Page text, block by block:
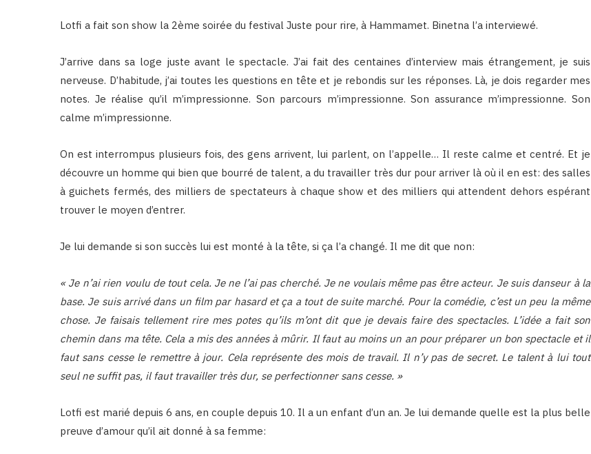
Lotfi a fait son show la 2ème soirée du festival Juste pour rire, à Hammamet. Binetna l’a interviewé.
J’arrive dans sa loge juste avant le spectacle. J’ai fait des centaines d’interview mais étrangement, je suis
nerveuse. D’habitude, j’ai toutes les questions en tête et je rebondis sur les réponses. Là, je dois regarder mes
notes. Je réalise qu’il m’impressionne. Son parcours m’impressionne. Son assurance m’impressionne. Son
calme m’impressionne.
On est interrompus plusieurs fois, des gens arrivent, lui parlent, on l’appelle… Il reste calme et centré. Et je
découvre un homme qui bien que bourré de talent, a du travailler très dur pour arriver là où il en est: des salles
à guichets fermés, des milliers de spectateurs à chaque show et des milliers qui attendent dehors espérant
trouver le moyen d’entrer.
Je lui demande si son succès lui est monté à la tête, si ça l’a changé. Il me dit que non:
« Je n’ai rien voulu de tout cela. Je ne l’ai pas cherché. Je ne voulais même pas être acteur. Je suis danseur à la
base. Je suis arrivé dans un film par hasard et ça a tout de suite marché. Pour la comédie, c’est un peu la même
chose. Je faisais tellement rire mes potes qu’ils m’ont dit que je devais faire des spectacles. L’idée a fait son
chemin dans ma tête. Cela a mis des années à mûrir. Il faut au moins un an pour préparer un bon spectacle et il
faut sans cesse le remettre à jour. Cela représente des mois de travail. Il n’y pas de secret. Le talent à lui tout
seul ne suffit pas, il faut travailler très dur, se perfectionner sans cesse. »
Lotfi est marié depuis 6 ans, en couple depuis 10. Il a un enfant d’un an. Je lui demande quelle est la plus belle
preuve d’amour qu’il ait donné à sa femme: